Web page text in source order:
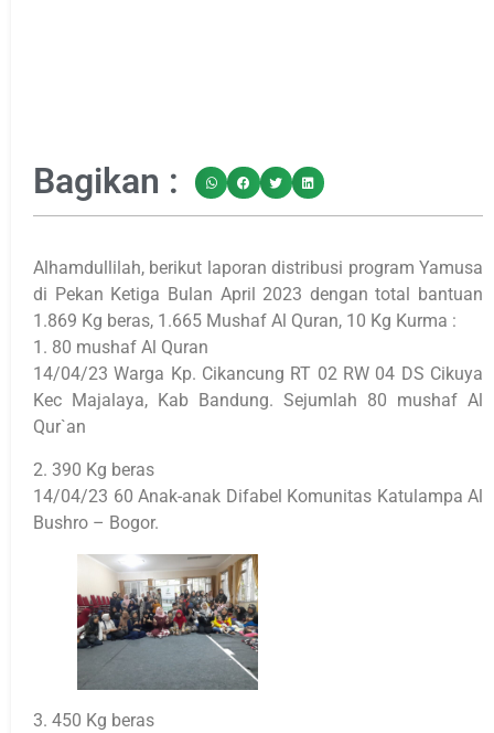
Bagikan :
Alhamdullilah, berikut laporan distribusi program Yamusa
di Pekan Ketiga Bulan April 2023 dengan total bantuan
1.869 Kg beras, 1.665 Mushaf Al Quran, 10 Kg Kurma :
1. 80 mushaf Al Quran
14/04/23 Warga Kp. Cikancung RT 02 RW 04 DS Cikuya
Kec Majalaya, Kab Bandung. Sejumlah 80 mushaf Al
Qur`an
2. 390 Kg beras
14/04/23 60 Anak-anak Difabel Komunitas Katulampa Al
Bushro – Bogor.
3. 450 Kg beras